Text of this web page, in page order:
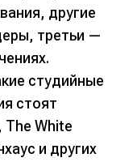
другие
третьи —
студийные
стоят
The White
и других